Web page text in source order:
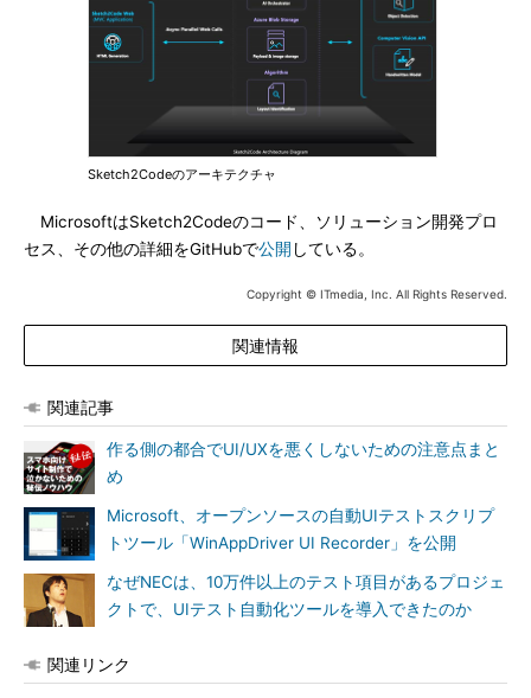
Sketch2Codeのアーキテクチャ
MicrosoftはSketch2Codeのコード、ソリューション開発プロ
セス、その他の詳細をGitHubで公開 している。
Copyright © ITmedia, Inc. All Rights Reserved.
関連情報
関連記事
作る側の都合でUI/UXを悪くしないための注意点まと
め
Microsoft、オープンソースの自動UIテストスクリプ
トツール「WinAppDriver UI Recorder」を公開
なぜNECは、10万件以上のテスト項目があるプロジェ
クトで、UIテスト自動化ツールを導入できたのか
関連リンク